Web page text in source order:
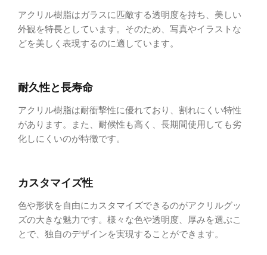
アクリル樹脂はガラスに匹敵する透明度を持ち、美しい
外観を特長としています。そのため、写真やイラストな
どを美しく表現するのに適しています。
耐久性と長寿命
アクリル樹脂は耐衝撃性に優れており、割れにくい特性
があります。また、耐候性も高く、長期間使用しても劣
化しにくいのが特徴です。
カスタマイズ性
色や形状を自由にカスタマイズできるのがアクリルグッ
ズの大きな魅力です。様々な色や透明度、厚みを選ぶこ
とで、独自のデザインを実現することができます。